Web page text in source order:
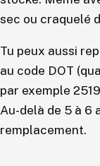
sec ou craquelé
Tu peux aussi
au code DOT
par exemple
Au-delà de 5 à 6
remplacement.